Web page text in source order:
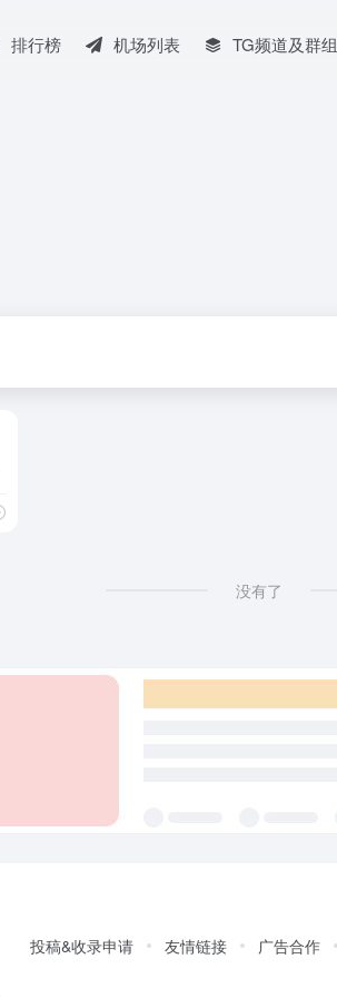
排行榜 机场列表 TG频道及群组
没有了
投稿&收录申请 友情链接 广告合作